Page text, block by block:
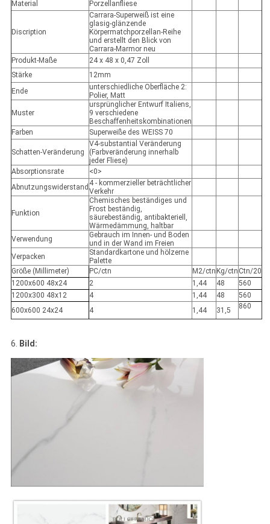
Material Porzellanfliese
Discription
Carrara-Superweiß ist eine
glasig-glänzende
Körpermatchporzellan-Reihe
und erstellt den Blick von
Carrara-Marmor neu
Produkt-Maße
24 x 48 x 0,47 Zoll
Stärke
12mm
Ende
unterschiedliche Oberfläche 2:
Polier, Matt
Muster
ursprünglicher Entwurf Italiens,
9 verschiedene
Beschaffenheitskombinationen
Farben
Superweiße des WEISS 70
Schatten-Veränderung
V4-substantial Veränderung
(Farbveränderung innerhalb
jeder Fliese)
Absorptionsrate
<0>
Abnutzungswiderstand 4 - kommerzieller beträchtlicher
Verkehr
Funktion
Chemisches beständiges und
Frost beständig,
säurebeständig, antibakteriell,
Wärmedämmung, haltbar
Verwendung
Gebrauch im Innen- und Boden
und in der Wand im Freien
Verpacken
Standardkartone und hölzerne
Palette
Größe (Millimeter)
PC/ctn M2/ctn Kg/ctn Ctn/20
1200x600 48x24
2 1,44 48
560
1200x300 48x12
4 1,44 48
560
600x600 24x24
4 1,44 31,5 860
6. Bild: